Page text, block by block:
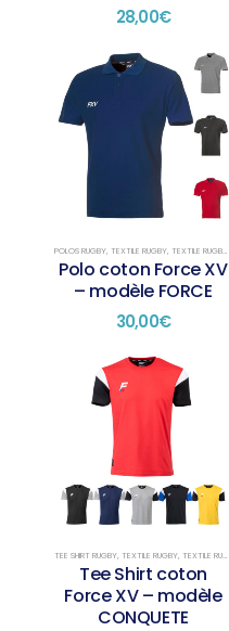
28,00€
POLOS RUGBY, TEXTILE RUGBY, TEXTILE RUGBY PRÉSENTATION
Polo coton Force XV
– modèle FORCE
30,00€
TEE SHIRT RUGBY, TEXTILE RUGBY, TEXTILE RUGBY PRÉSENTATION
Tee Shirt coton
Force XV – modèle
CONQUETE